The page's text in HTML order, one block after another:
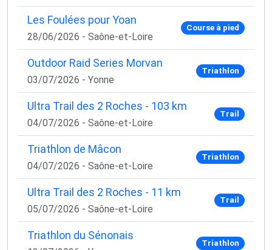
Les Foulées pour Yoan
28/06/2026 - Saône-et-Loire
Course à pied
Outdoor Raid Series Morvan
03/07/2026 - Yonne
Triathlon
Ultra Trail des 2 Roches - 103 km
04/07/2026 - Saône-et-Loire
Trail
Triathlon de Mâcon
04/07/2026 - Saône-et-Loire
Triathlon
Ultra Trail des 2 Roches - 11 km
05/07/2026 - Saône-et-Loire
Trail
Triathlon du Sénonais
Triathlon